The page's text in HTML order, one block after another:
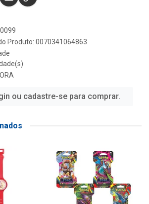
Produto: 0070341064863
ou cadastre-se para comprar.